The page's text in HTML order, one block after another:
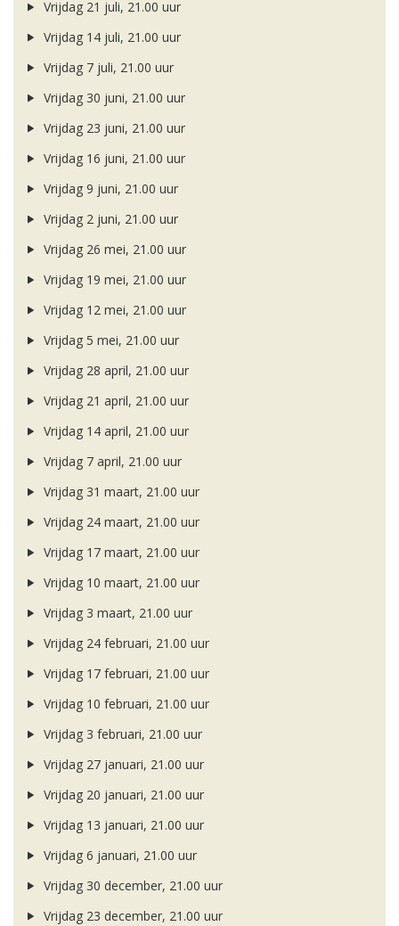
Vrijdag 21 juli, 21.00 uur
Vrijdag 14 juli, 21.00 uur
Vrijdag 7 juli, 21.00 uur
Vrijdag 30 juni, 21.00 uur
Vrijdag 23 juni, 21.00 uur
Vrijdag 16 juni, 21.00 uur
Vrijdag 9 juni, 21.00 uur
Vrijdag 2 juni, 21.00 uur
Vrijdag 26 mei, 21.00 uur
Vrijdag 19 mei, 21.00 uur
Vrijdag 12 mei, 21.00 uur
Vrijdag 5 mei, 21.00 uur
Vrijdag 28 april, 21.00 uur
Vrijdag 21 april, 21.00 uur
Vrijdag 14 april, 21.00 uur
Vrijdag 7 april, 21.00 uur
Vrijdag 31 maart, 21.00 uur
Vrijdag 24 maart, 21.00 uur
Vrijdag 17 maart, 21.00 uur
Vrijdag 10 maart, 21.00 uur
Vrijdag 3 maart, 21.00 uur
Vrijdag 24 februari, 21.00 uur
Vrijdag 17 februari, 21.00 uur
Vrijdag 10 februari, 21.00 uur
Vrijdag 3 februari, 21.00 uur
Vrijdag 27 januari, 21.00 uur
Vrijdag 20 januari, 21.00 uur
Vrijdag 13 januari, 21.00 uur
Vrijdag 6 januari, 21.00 uur
Vrijdag 30 december, 21.00 uur
Vrijdag 23 december, 21.00 uur